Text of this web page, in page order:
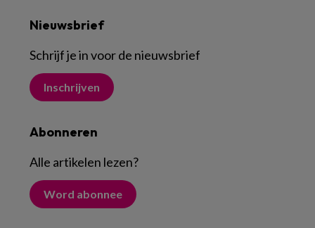
Nieuwsbrief
Schrijf je in voor de nieuwsbrief
Inschrijven
Abonneren
Alle artikelen lezen?
Word abonnee